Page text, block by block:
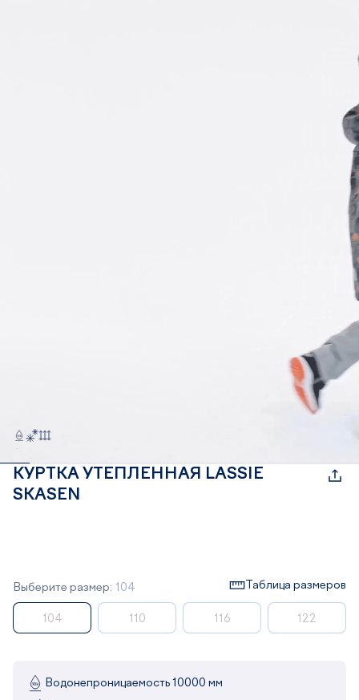
КУРТКА УТЕПЛЕННАЯ LASSIE
SKASEN
Выберите размер: 104 Таблица размеров
104 110 116 122
Водонепроницаемость 10000 мм